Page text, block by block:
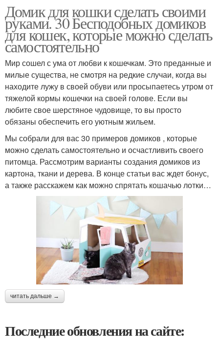
Домик для кошки сделать своими
руками. 30 Бесподобных домиков
для кошек, которые можно сделать
самостоятельно
Мир сошел с ума от любви к кошечкам. Это преданные и
милые существа, не смотря на редкие случаи, когда вы
находите лужу в своей обуви или просыпаетесь утром от
тяжелой кормы кошечки на своей голове. Если вы
любите свое шерстяное чудовище, то вы просто
обязаны обеспечить его уютным жильем.
Мы собрали для вас 30 примеров домиков , которые
можно сделать самостоятельно и осчастливить своего
питомца. Рассмотрим варианты создания домиков из
картона, ткани и дерева. В конце статьи вас ждет бонус,
а также расскажем как можно спрятать кошачью лотки…
читать дальше →
Последние обновления на сайте: